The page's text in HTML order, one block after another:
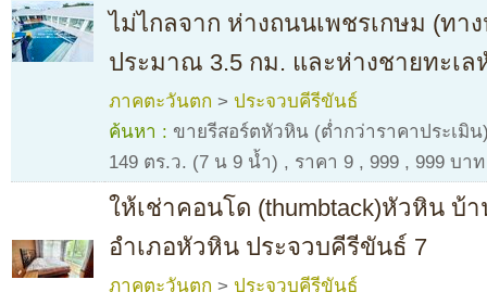
ไม่ไกลจาก ห่างถนนเพชรเกษม (ทา
ประมาณ 3.5 กม. และห่างชายทะเ
ภาคตะวันตก > ประจวบคีรีขันธ์
ค้นหา : ขายรีสอร์ตหัวหิน (ต่ำกว่าราคาประเมิ
149 ตร.ว. (7 น 9 น้ำ) , ราคา 9 , 999 , 999 บาท
ให้เช่าคอนโด (thumbtack)หัวหิน บ้
อำเภอหัวหิน ประจวบคีรีขันธ์ 7
ภาคตะวันตก > ประจวบคีรีขันธ์